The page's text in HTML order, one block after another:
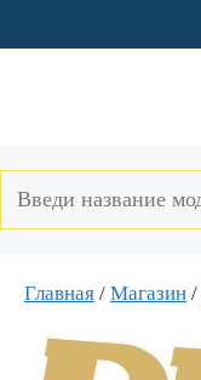
к
Главная / Магазин /